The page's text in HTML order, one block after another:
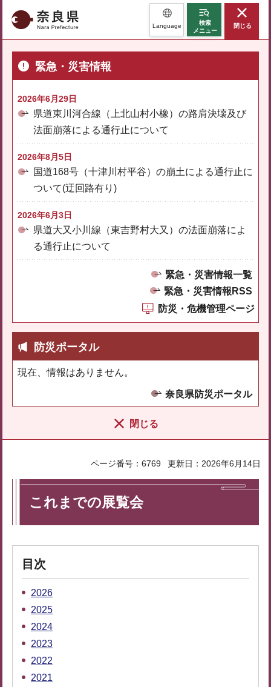
奈良県 Language
検索
メニュー
閉じる
緊急・災害情報
2026年6月29日
県道東川河合線（上北山村小橡）の路肩決壊及び
法面崩落による通行止について
2026年8月5日
国道168号（十津川村平谷）の崩土による通行止に
ついて(迂回路有り)
2026年6月3日
県道大又小川線（東吉野村大又）の法面崩落によ
る通行止について
緊急・災害情報一覧
緊急・災害情報RSS
防災・危機管理ページ
防災ポータル
現在、情報はありません。
奈良県防災ポータル
閉じる
ページ番号：6769 更新日：2026年6月14日
これまでの展覧会
目次
2026
2025
2024
2023
2022
2021